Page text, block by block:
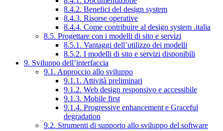
8.4.2. Benefici del design system
8.4.3. Risorse operative
8.4.4. Come contribuire al design system .italia
8.5. Progettare con i modelli di sito e servizi
8.5.1. Vantaggi dell’utilizzo dei modelli
8.5.2. I modelli di sito e servizi disponibili
9. Sviluppo dell’interfaccia
9.1. Approccio allo sviluppo
9.1.1. Attività preliminari
9.1.2. Web design responsivo e accessibile
9.1.3. Mobile first
9.1.4. Progressive enhancement e Graceful
degradation
9.2. Strumenti di supporto allo sviluppo del software